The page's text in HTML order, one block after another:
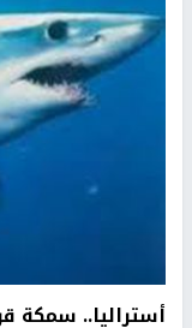
أستراليا.. سمكة